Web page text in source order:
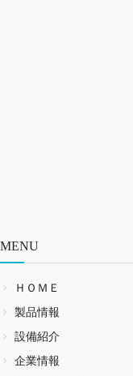
MENU
ＨＯＭＥ
製品情報
設備紹介
企業情報